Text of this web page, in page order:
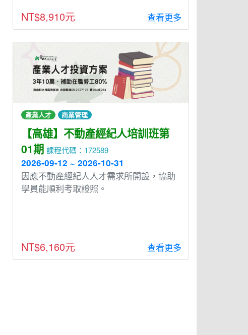
NT$8,910元 查看更多
產業人才 商業管理
【高雄】不動產經紀人培訓班第
01期 課程代碼：172589
2026-09-12 ~ 2026-10-31
因應不動產經紀人人才需求所開設，協助
學員能順利考取證照。
NT$6,160元 查看更多